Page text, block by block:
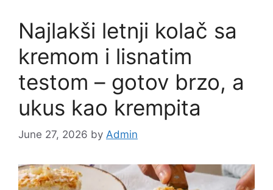
Najlakši letnji kolač sa
kremom i lisnatim
testom – gotov brzo, a
ukus kao krempita
June 27, 2026 by Admin